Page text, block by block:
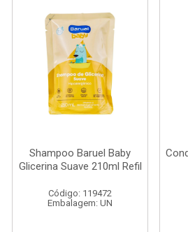
Shampoo Baruel Baby
Glicerina Suave 210ml Refil
Código: 119472
Embalagem: UN